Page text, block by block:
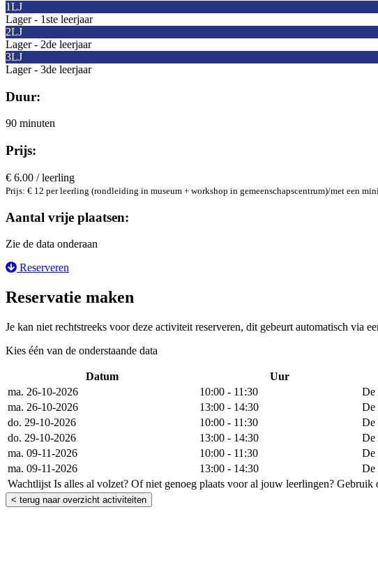
1LJ
Lager - 1ste leerjaar
2LJ
Lager - 2de leerjaar
3LJ
Lager - 3de leerjaar
Duur:
90 minuten
Prijs:
€ 6.00 / leerling
Prijs: € 12 per leerling (rondleiding in museum + workshop in gemeenschapscentrum)/met een
Aantal vrije plaatsen:
Zie de data onderaan
Reserveren
Reservatie maken
Je kan niet rechtstreeks voor deze activiteit reserveren, dit gebeurt automatisch via
Kies één van de onderstaande data
Datum Uur
ma. 26-10-2026
10:00 - 11:30 De
ma. 26-10-2026
13:00 - 14:30 De
do. 29-10-2026
10:00 - 11:30 De
do. 29-10-2026
13:00 - 14:30 De
ma. 09-11-2026
10:00 - 11:30 De
ma. 09-11-2026
13:00 - 14:30 De
Wachtlijst Is alles al volzet? Of niet genoeg plaats voor al jouw leerlingen? Gebruik
< terug naar overzicht activiteiten